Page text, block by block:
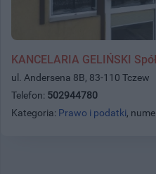
KANCELARIA GELIŃSKI
ul. Andersena 8B, 83-110 Tczew
Telefon: 502944780
Kategoria: Prawo i podatki,